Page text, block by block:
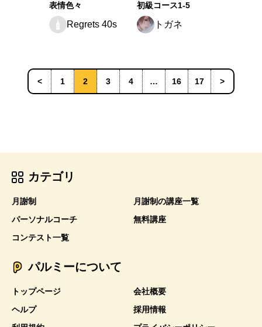
表情色々
Regrets 40s
初級コース1-5
トガネ
< 1 2 3 4 … 16 17 >
カテゴリ
月謝制
月謝制の講座一覧
パーソナルコーチ
無料講座
コンテスト一覧
パルミーについて
トップページ
会社概要
ヘルプ
採用情報